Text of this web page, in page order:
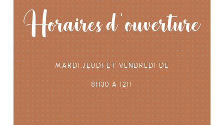
Horaires d'ouverture
Mardi,Jeudi et vendredi de
8h30 à 12h